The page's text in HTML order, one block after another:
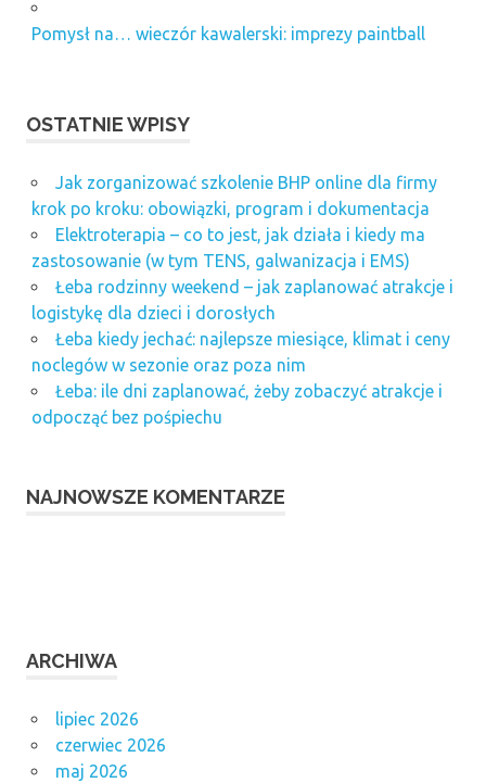
Pomysł na… wieczór kawalerski: imprezy paintball
OSTATNIE WPISY
Jak zorganizować szkolenie BHP online dla firmy
krok po kroku: obowiązki, program i dokumentacja
Elektroterapia – co to jest, jak działa i kiedy ma
zastosowanie (w tym TENS, galwanizacja i EMS)
Łeba rodzinny weekend – jak zaplanować atrakcje i
logistykę dla dzieci i dorosłych
Łeba kiedy jechać: najlepsze miesiące, klimat i ceny
noclegów w sezonie oraz poza nim
Łeba: ile dni zaplanować, żeby zobaczyć atrakcje i
odpocząć bez pośpiechu
NAJNOWSZE KOMENTARZE
ARCHIWA
lipiec 2026
czerwiec 2026
maj 2026